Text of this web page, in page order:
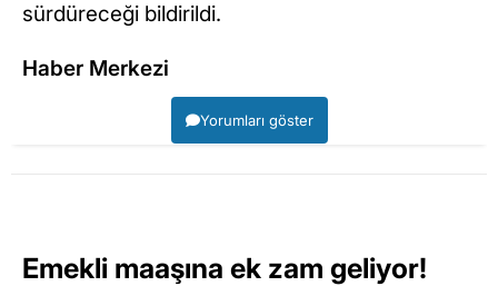
sürdüreceği bildirildi.
Haber Merkezi
Yorumları göster
Emekli maaşına ek zam geliyor!